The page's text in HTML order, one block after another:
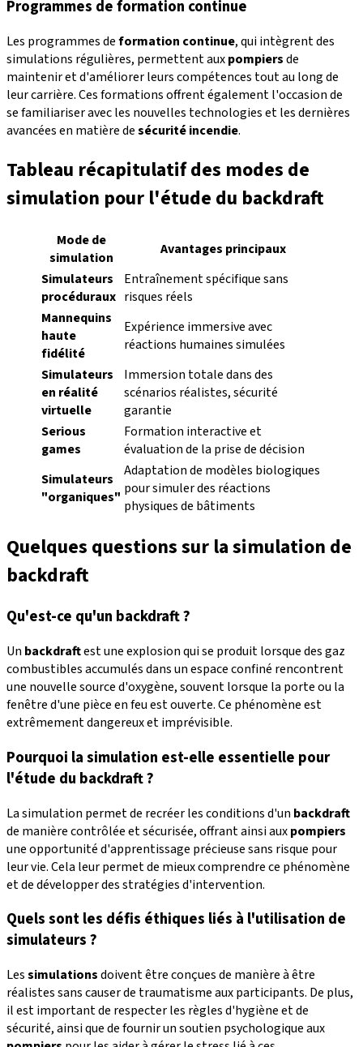
Programmes de formation continue
Les programmes deformation continue, qui intègrent des
simulations régulières, permettent auxpompiersde
maintenir et d'améliorer leurs compétences tout au long de
leur carrière. Ces formations offrent également l'occasion de
se familiariser avec les nouvelles technologies et les dernières
avancées en matière desécurité incendie.
Tableau récapitulatif des modes de
simulation pour l'étude du backdraft
Mode de
simulation
Avantages principaux
Simulateurs
procéduraux
Entraînement spécifique sans
risques réels
Mannequins
haute
fidélité
Expérience immersive avec
réactions humaines simulées
Simulateurs
en réalité
virtuelle
Immersion totale dans des
scénarios réalistes, sécurité
garantie
Serious
games
Formation interactive et
évaluation de la prise de décision
Simulateurs
"organiques"
Adaptation de modèles biologiques
pour simuler des réactions
physiques de bâtiments
Quelques questions sur la simulation de
backdraft
Qu'est-ce qu'un backdraft ?
Un backdraftest une explosion qui se produit lorsque des gaz
combustibles accumulés dans un espace confiné rencontrent
une nouvelle source d'oxygène, souvent lorsque la porte ou la
fenêtre d'une pièce en feu est ouverte. Ce phénomène est
extrêmement dangereux et imprévisible.
Pourquoi la simulation est-elle essentielle pour
l'étude du backdraft ?
La simulation permet de recréer les conditions d'un backdraft
de manière contrôlée et sécurisée, offrant ainsi auxpompiers
une opportunité d'apprentissage précieuse sans risque pour
leur vie. Cela leur permet de mieux comprendre ce phénomène
et de développer des stratégies d'intervention.
Quels sont les défis éthiques liés à l'utilisation de
simulateurs ?
Lessimulationsdoivent être conçues de manière à être
réalistes sans causer de traumatisme aux participants. De plus,
il est important de respecter les règles d'hygiène et de
sécurité, ainsi que de fournir un soutien psychologique aux